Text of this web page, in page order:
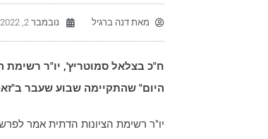
מאת דנה ברגיל נובמבר 2, 2022
ח"כ בצלאל סמוטריץ', יו"ר רשימת
היום" שהתקיימה שבוע שעבר
יו"ר רשימת הציונות הדתית אמר